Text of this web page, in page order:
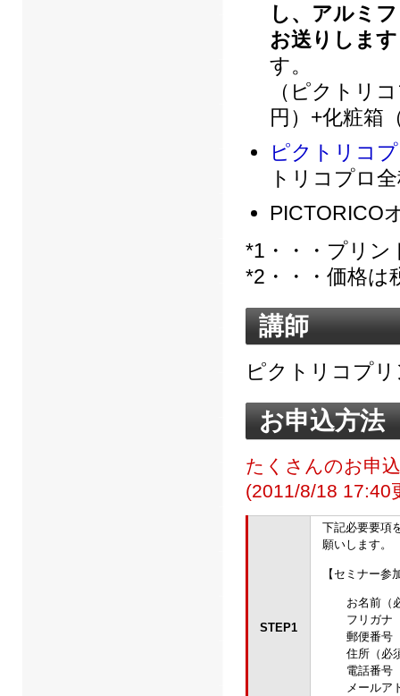
し、アルミ
お送りしま
す。
（ピクトリ
円）+化粧箱
ピクトリコ
トリコプロ
PICTORICO
*1・・・プリン
*2・・・価格は
講師
ピクトリコプ
お申込方法
たくさんのお申
(2011/8/18 17:40
STEP1
下記必要要項
願いします。
【セミナー
お名前（
フリガナ
郵便番号
住所（必
電話番号
メールア